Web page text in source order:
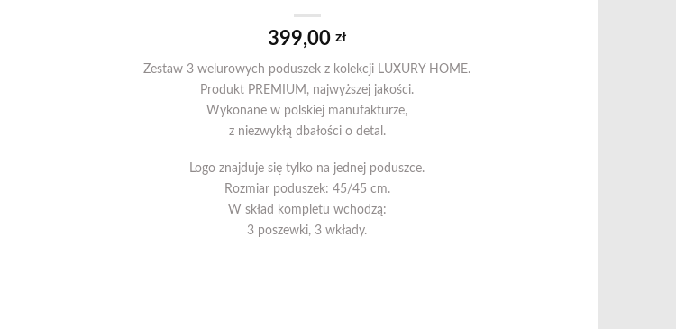
399,00 zł
Zestaw 3 welurowych poduszek z kolekcji LUXURY HOME.
Produkt PREMIUM, najwyższej jakości.
Wykonane w polskiej manufakturze,
z niezwykłą dbałości o detal.
Logo znajduje się tylko na jednej poduszce.
Rozmiar poduszek: 45/45 cm.
W skład kompletu wchodzą:
3 poszewki, 3 wkłady.